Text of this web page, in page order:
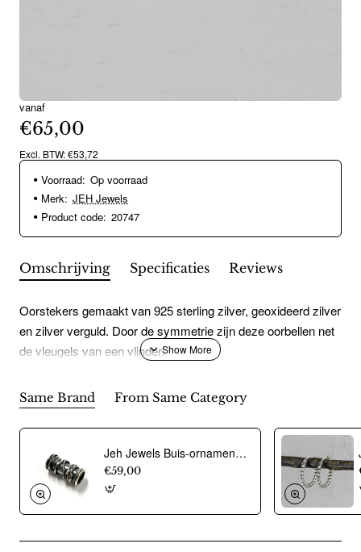
vanaf
€65,00
Excl. BTW: €53,72
Voorraad: Op voorraad
Merk: JEH Jewels
Product code: 20747
Omschrijving Specificaties Reviews
Oorstekers gemaakt van 925 sterling zilver, geoxideerd zilver
en zilver verguld. Door de symmetrie zijn deze oorbellen net
de vleugels van een vlinder.
Same Brand From Same Category
Jeh Jewels Buis-ornament voor collier, zilver model 18939 (26mm.breed) - 12488
€59,00